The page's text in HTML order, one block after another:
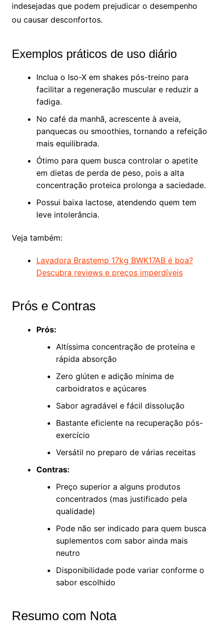
indesejadas que podem prejudicar o desempenho
ou causar desconfortos.
Exemplos práticos de uso diário
Inclua o Iso-X em shakes pós-treino para
facilitar a regeneração muscular e reduzir a
fadiga.
No café da manhã, acrescente à aveia,
panquecas ou smoothies, tornando a refeição
mais equilibrada.
Ótimo para quem busca controlar o apetite
em dietas de perda de peso, pois a alta
concentração proteica prolonga a saciedade.
Possui baixa lactose, atendendo quem tem
leve intolerância.
Veja também:
Lavadora Brastemp 17kg BWK17AB é boa?
Descubra reviews e preços imperdíveis
Prós e Contras
Prós:
Altíssima concentração de proteína e
rápida absorção
Zero glúten e adição mínima de
carboidratos e açúcares
Sabor agradável e fácil dissolução
Bastante eficiente na recuperação pós-
exercício
Versátil no preparo de várias receitas
Contras:
Preço superior a alguns produtos
concentrados (mas justificado pela
qualidade)
Pode não ser indicado para quem busca
suplementos com sabor ainda mais
neutro
Disponibilidade pode variar conforme o
sabor escolhido
Resumo com Nota